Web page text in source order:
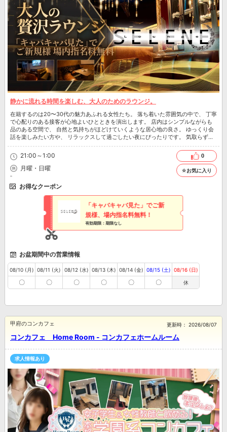
静かに流れる時間を楽しむ、大人のためのラウンジ。
在籍するのは20〜30代の魅力あふれる女性たち。 落ち着いた雰囲気の中で、 丁寧
で心配りのある接客が心地よいひとときを演出します。 店内はシンプルながらも
品のある空間で、 自然と気持ちがほどけていくような居心地の良さ。 ゆっくり会
話を楽しみたい方や、 リラックスして過ごしたい夜にぴったりです。 気取らず過
ごせる安心感と、 さりげない特別感が同時に味わえるのも魅力のひとつ。 接待は
もちろん、大切な方とのひとときにもおすすめです。 日常から少し離れて、穏や
かな夜を過ごしてみませんか。
21:00～1:00
月曜・日曜
0
☆お気に入り
お得なクーポン
「キャバキャバ見た」でご新
規様、場内指名料無料！
有効期限：期限なし
お盆期間中の営業情報
08/10 (月)
〇
08/11 (火)
〇
08/12 (水)
〇
08/13 (木)
〇
08/14 (金)
〇
08/15 (土)
〇
08/16 (日)
休
コンカフェ Home Room - コンカフェホームルーム
甲府のコンカフェ 更新時： 2026/08/07
求人情報あり